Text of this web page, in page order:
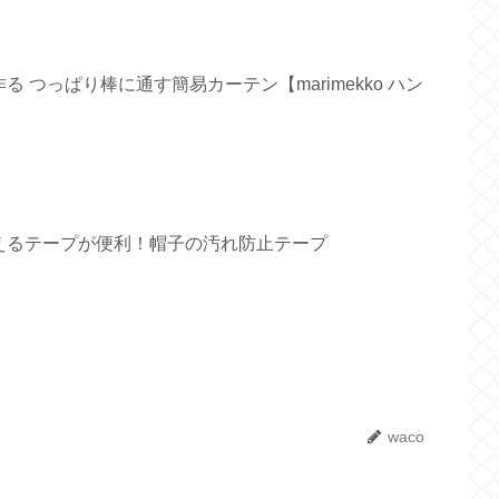
つっぱり棒に通す簡易カーテン【marimekko ハン
テープが便利！帽子の汚れ防止テープ
waco